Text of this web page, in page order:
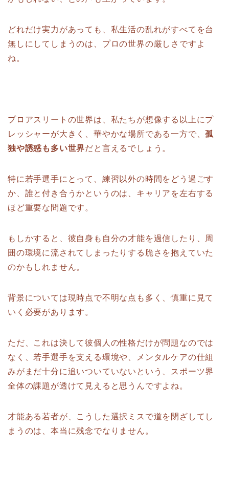
どれだけ実力があっても、私生活の乱れがすべてを台
無しにしてしまうのは、プロの世界の厳しさですよ
ね。
プロアスリートの世界は、私たちが想像する以上にプ
レッシャーが大きく、華やかな場所である一方で、孤
独や誘惑も多い世界だと言えるでしょう。
特に若手選手にとって、練習以外の時間をどう過ごす
か、誰と付き合うかというのは、キャリアを左右する
ほど重要な問題です。
もしかすると、彼自身も自分の才能を過信したり、周
囲の環境に流されてしまったりする脆さを抱えていた
のかもしれません。
背景については現時点で不明な点も多く、慎重に見て
いく必要があります。
ただ、これは決して彼個人の性格だけが問題なのでは
なく、若手選手を支える環境や、メンタルケアの仕組
みがまだ十分に追いついていないという、スポーツ界
全体の課題が透けて見えると思うんですよね。
才能ある若者が、こうした選択ミスで道を閉ざしてし
まうのは、本当に残念でなりません。